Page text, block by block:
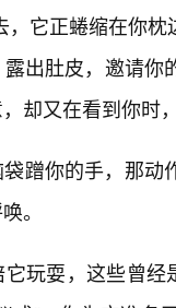
，它正蜷缩在你
出肚皮，邀请
却又在看到你时
蹭你的手，那
。
玩耍，这些曾经